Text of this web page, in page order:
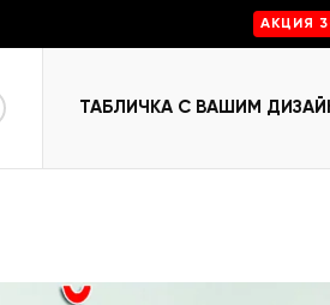
AKЦИЯ
ТАБЛИЧКА С ВАШИМ